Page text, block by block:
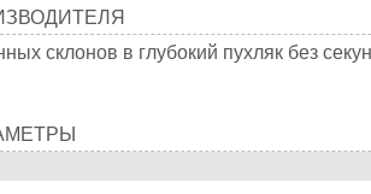
склонов в глубокий пухляк без